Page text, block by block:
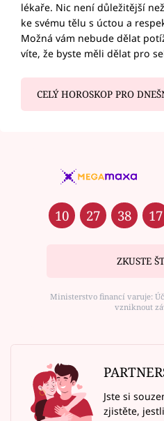
lékaře. Nic není důležitější
ke svému tělu s úctou a
Možná vám nebude dělat
víte, že byste měli dělat pro
CELÝ HOROSKOP PRO
10 27 38 17
ZKUSTE
Ministerstvo financí varuje:
vzniknout
Jste si
zjistěte,